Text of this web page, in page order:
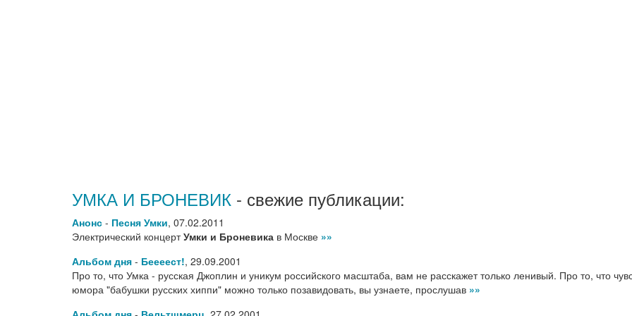
УМКА И БРОНЕВИК - свежие публикации:
Анонс - Песня Умки, 07.02.2011
Электрический концертУмки и Броневика в Москве »»
Альбом дня - Беееест!, 29.09.2001
Про то, что Умка - русская Джоплин и уникум российского масштаба, вам не расскажет только ленивый. Про то, что
юмора "бабушки русских хиппи" можно только позавидовать, вы узнаете, прослушав »»